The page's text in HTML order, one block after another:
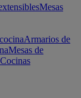
Mesas
Armarios de
Mesas de
Cocinas